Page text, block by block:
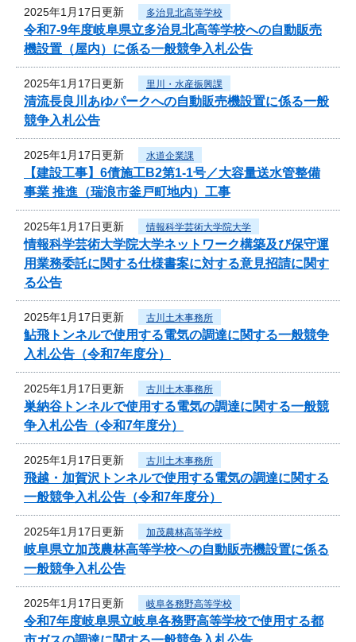
2025年1月17日更新 多治見北高等学校
令和7‐9年度岐阜県立多治見北高等学校への自動販売
機設置（屋内）に係る一般競争入札公告
2025年1月17日更新 里川・水産振興課
清流長良川あゆパークへの自動販売機設置に係る一般
競争入札公告
2025年1月17日更新 水道企業課
【建設工事】6債施工B2第1-1号／大容量送水管整備
事業 推進（瑞浪市釜戸町地内）工事
2025年1月17日更新 情報科学芸術大学院大学
情報科学芸術大学院大学ネットワーク構築及び保守運
用業務委託に関する仕様書案に対する意見招請に関す
る公告
2025年1月17日更新 古川土木事務所
鮎飛トンネルで使用する電気の調達に関する一般競争
入札公告（令和7年度分）
2025年1月17日更新 古川土木事務所
巣納谷トンネルで使用する電気の調達に関する一般競
争入札公告（令和7年度分）
2025年1月17日更新 古川土木事務所
飛越・加賀沢トンネルで使用する電気の調達に関する
一般競争入札公告（令和7年度分）
2025年1月17日更新 加茂農林高等学校
岐阜県立加茂農林高等学校への自動販売機設置に係る
一般競争入札公告
2025年1月17日更新 岐阜各務野高等学校
令和7年度岐阜県立岐阜各務野高等学校で使用する都